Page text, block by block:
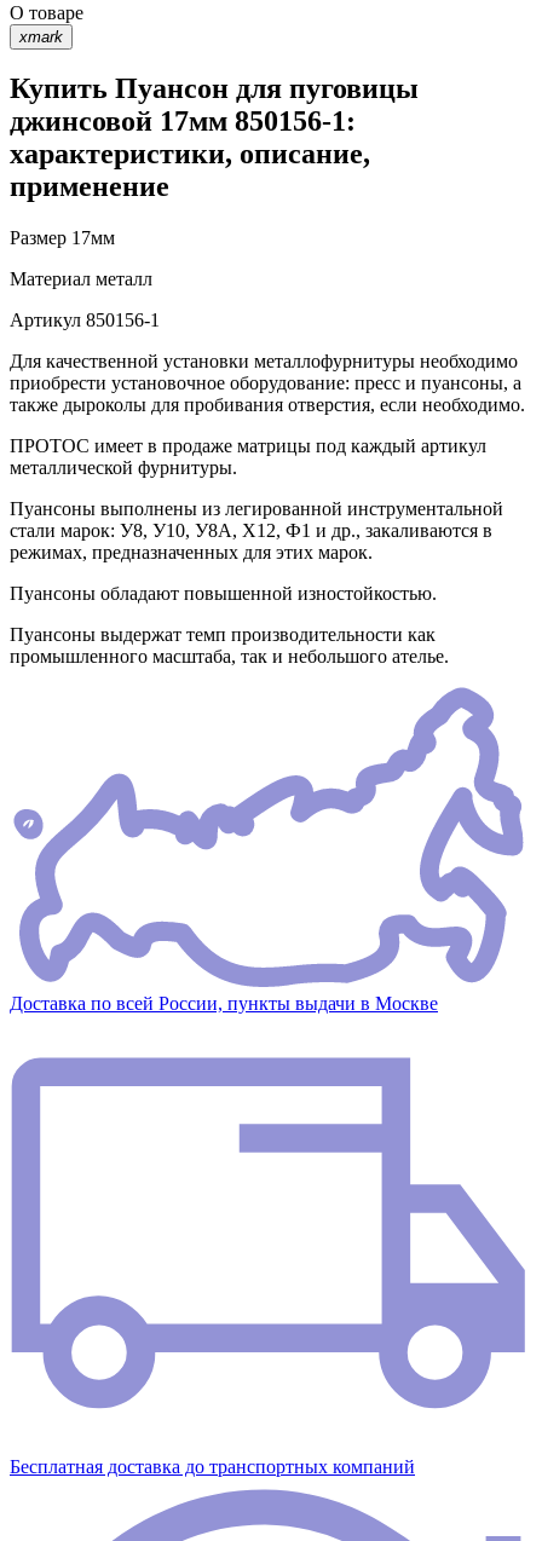
О товаре
xmark
Купить Пуансон для пуговицы
джинсовой 17мм 850156-1:
характеристики, описание,
применение
Размер 17мм
Материал металл
Артикул 850156-1
Для качественной установки металлофурнитуры необходимо
приобрести установочное оборудование: пресс и пуансоны, а
также дыроколы для пробивания отверстия, если необходимо.
ПРОТОС имеет в продаже матрицы под каждый артикул
металлической фурнитуры.
Пуансоны выполнены из легированной инструментальной
стали марок: У8, У10, У8А, Х12, Ф1 и др., закаливаются в
режимах, предназначенных для этих марок.
Пуансоны обладают повышенной изностойкостью.
Пуансоны выдержат темп производительности как
промышленного масштаба, так и небольшого ателье.
Доставка по всей России, пункты выдачи в Москве
Бесплатная доставка до транспортных компаний